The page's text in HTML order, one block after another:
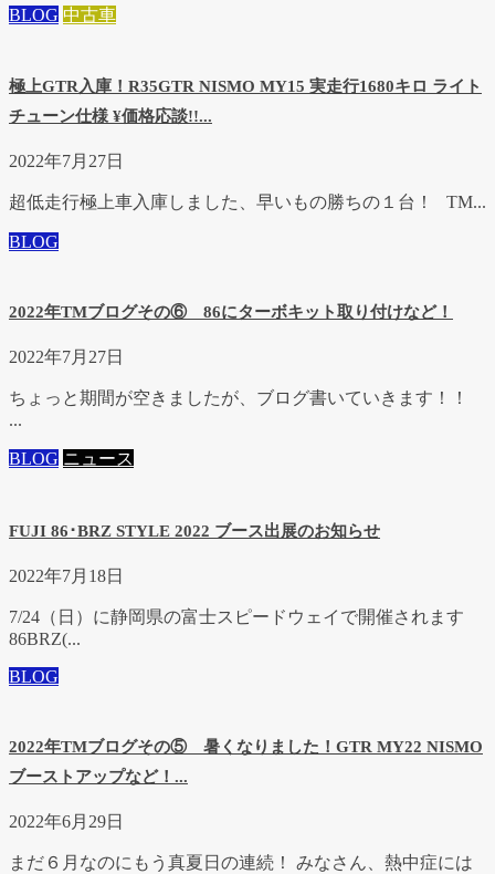
BLOG 中古車
極上GTR入庫！R35GTR NISMO MY15 実走行1680キロ ライト
チューン仕様 ¥価格応談!!...
2022年7月27日
超低走行極上車入庫しました、早いもの勝ちの１台！ TM...
BLOG
2022年TMブログその⑥ 86にターボキット取り付けなど！
2022年7月27日
ちょっと期間が空きましたが、ブログ書いていきます！！
...
BLOG ニュース
FUJI 86･BRZ STYLE 2022 ブース出展のお知らせ
2022年7月18日
7/24（日）に静岡県の富士スピードウェイで開催されます
86BRZ(...
BLOG
2022年TMブログその⑤ 暑くなりました！GTR MY22 NISMO
ブーストアップなど！...
2022年6月29日
まだ６月なのにもう真夏日の連続！ みなさん、熱中症には